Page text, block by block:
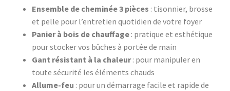
Ensemble de cheminée 3 pièces : tisonnier, brosse
et pelle pour l’entretien quotidien de votre foyer
Panier à bois de chauffage : pratique et esthétique
pour stocker vos bûches à portée de main
Gant résistant à la chaleur: pour manipuler en
toute sécurité les éléments chauds
Allume-feu : pour un démarrage facile et rapide de